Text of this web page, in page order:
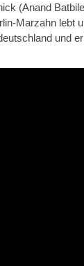
(Anand
Marzahn lebt
und